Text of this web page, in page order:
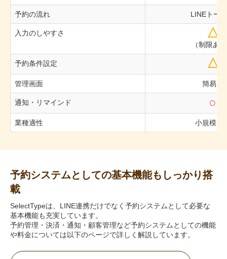
予約の流れ LINEトー
入力のしやすさ △
（制限あ
予約条件設定 △
管理画面 簡易的
通知・リマインド ○
業種適性 小規模向
予約システムとしての基本機能もしっかり搭
載
SelectTypeは、LINE連携だけでなく予約システムとして必要な
基本機能も充実しています。
予約管理・決済・通知・顧客管理など予約システムとしての機能
や料金については以下のページで詳しく解説しています。